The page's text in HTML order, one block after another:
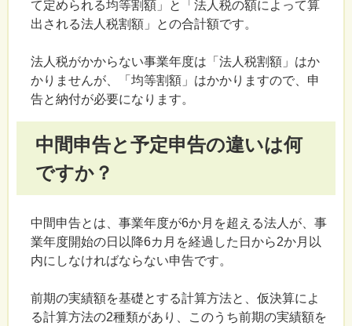
て定められる均等割額」と「法人税の額によって算
出される法人税割額」との合計額です。
法人税がかからない事業年度は「法人税割額」はか
かりませんが、「均等割額」はかかりますので、申
告と納付が必要になります。
中間申告と予定申告の違いは何
ですか？
中間申告とは、事業年度が6か月を超える法人が、事
業年度開始の日以降6カ月を経過した日から2か月以
内にしなければならない申告です。
前期の実績額を基礎とする計算方法と、仮決算によ
る計算方法の2種類があり、このうち前期の実績額を